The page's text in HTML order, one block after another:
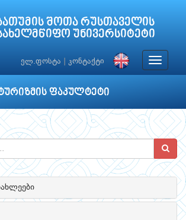
შოთა რუსთაველის
უნივერსიტეტი
ელ.ფოსტა კონტაქტი
Toggle
ფაკულტეტი